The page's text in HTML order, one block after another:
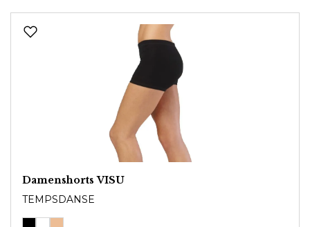
Damenshorts VISU
TEMPSDANSE